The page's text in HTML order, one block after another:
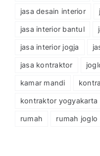
jasa desain interior
jasa interior bantul
jasa interior jogja
jasa kontraktor
kamar mandi
kontraktor yogyakarta
rumah rumah joglo